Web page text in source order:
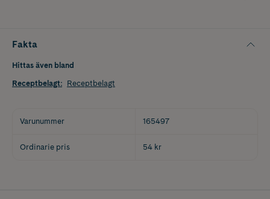
Fakta
Hittas även bland
Receptbelagt: Receptbelagt
Varunummer 165497
Ordinarie pris 54 kr